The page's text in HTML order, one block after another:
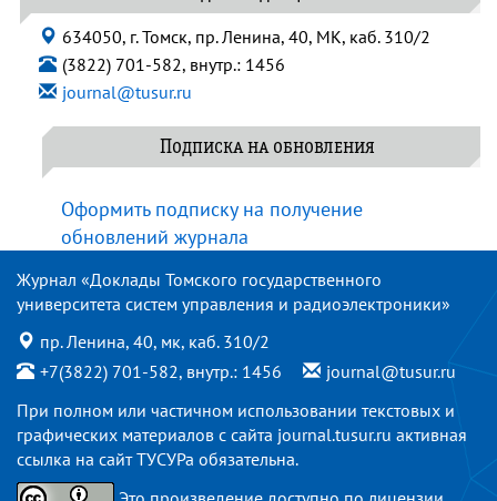
634050, г. Томск, пр. Ленина, 40, МК, каб. 310/2
(3822) 701-582, внутр.: 1456
journal@tusur.ru
Подписка на обновления
Оформить подписку на получение
обновлений журнала
Журнал «Доклады Томского государственного
университета систем управления и радиоэлектроники»
пр. Ленина, 40, мк, каб. 310/2
+7(3822) 701-582, внутр.: 1456
journal@tusur.ru
При полном или частичном использовании текстовых и
графических материалов с сайта journal.tusur.ru активная
ссылка на сайт ТУСУРа обязательна.